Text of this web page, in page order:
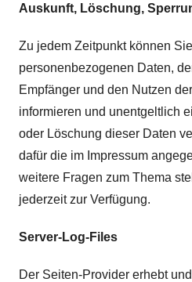
Auskunft, Löschung,
Zu jedem Zeitpunkt können
personenbezogenen Daten,
Empfänger und den Nutzen
informieren und unentgeltlich
oder Löschung dieser Daten
dafür die im Impressum
weitere Fragen zum Thema
jederzeit zur Verfügung.
Server-Log-Files
Der Seiten-Provider erhebt